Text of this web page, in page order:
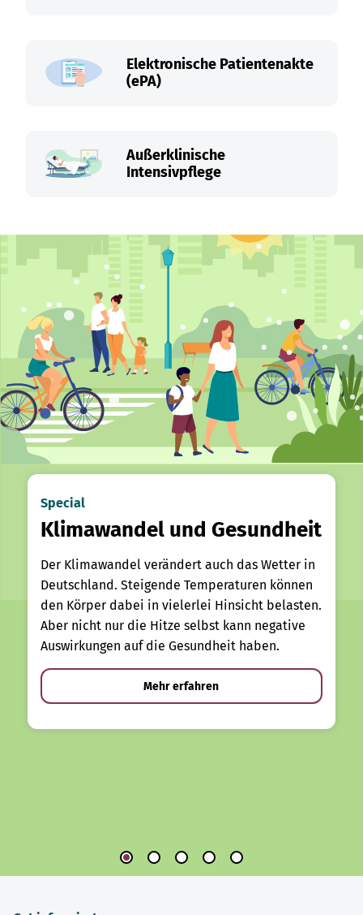
Elektronische Patientenakte
(ePA)
Außerklinische
Intensivpflege
Special
Klimawandel und Gesundheit
Der Klimawandel verändert auch das Wetter in
Deutschland. Steigende Temperaturen können
den Körper dabei in vielerlei Hinsicht belasten.
Aber nicht nur die Hitze selbst kann negative
Auswirkungen auf die Gesundheit haben.
Mehr erfahren